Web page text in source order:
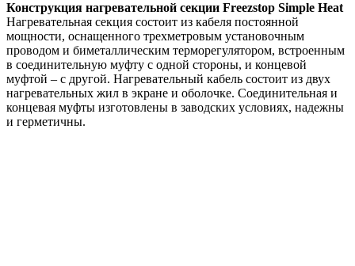
Конструкция нагревательной секции Freezstop Simple Heat
Нагревательная секция состоит из кабеля постоянной
мощности, оснащенного трехметровым установочным
проводом и биметаллическим терморегулятором, встроенным
в соединительную муфту с одной стороны, и концевой
муфтой – с другой. Нагревательный кабель состоит из двух
нагревательных жил в экране и оболочке. Соединительная и
концевая муфты изготовлены в заводских условиях, надежны
и герметичны.